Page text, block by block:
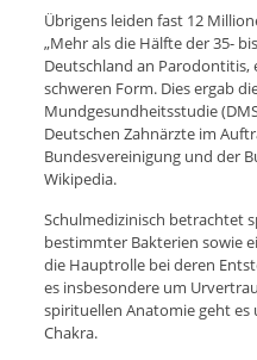
Übrigens leiden fast 12
„Mehr als die Hälfte der 35-
Deutschland an Parodontitis,
schweren Form. Dies ergab
Mundgesundheitsstudie
Deutschen Zahnärzte im
Bundesvereinigung und der
Wikipedia.
Schulmedizinisch betrachtet
bestimmter Bakterien sowie
die Hauptrolle bei deren
es insbesondere um
spirituellen Anatomie geht es
Chakra.